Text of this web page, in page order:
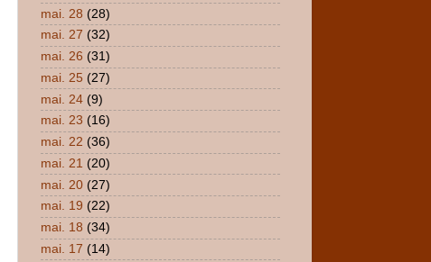
mai. 28 (28)
mai. 27 (32)
mai. 26 (31)
mai. 25 (27)
mai. 24 (9)
mai. 23 (16)
mai. 22 (36)
mai. 21 (20)
mai. 20 (27)
mai. 19 (22)
mai. 18 (34)
mai. 17 (14)